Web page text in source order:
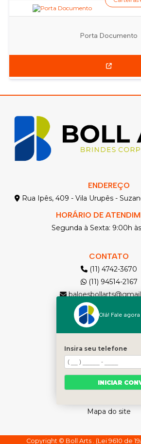
Porta Documento
ENDEREÇO
Rua Ipês, 409 - Vila Urupês -
HORÁRIO DE
Segunda à Sexta: 9:00h
CONTATO
(11) 4742-3670
(11) 94514-2167
MENU
Solicite seu
Home
Quem somos
Produtos
Contato
Mapa do site
Copyright © Boll Arts . (Lei 9610 de
Olá! Fale
Insira seu telefone
INICIAR